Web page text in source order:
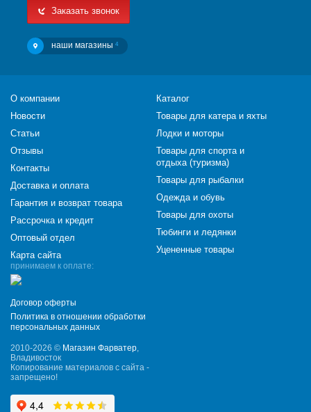
Заказать звонок
наши магазины 4
принимаем к оплате:
Договор оферты
Политика в отношении обработки
персональных данных
2010-2026 © Магазин Фарватер,
Владивосток
Копирование материалов с сайта -
запрещено!
О компании
Новости
Статьи
Отзывы
Контакты
Доставка и оплата
Гарантия и возврат товара
Рассрочка и кредит
Оптовый отдел
Карта сайта
Каталог
Товары для катера и яхты
Лодки и моторы
Товары для спорта и
отдыха (туризма)
Товары для рыбалки
Одежда и обувь
Товары для охоты
Тюбинги и ледянки
Уцененные товары